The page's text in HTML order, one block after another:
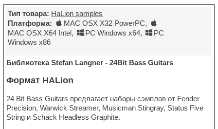
Тип товара: HaLion samples
Платформа:
MAC OSX X32 PowerPC,
MAC OSX X64 Intel, PC Windows x64,
PC
Windows x86
Библиотека Stefan Langner - 24Bit Bass Guitars
Формат HALion
24 Bit Bass Guitars предлагает наборы сэмплов от Fender
Precision, Warwick Streamer, Musicman Stingray, Status Five
String и Schack Headless Graphite.